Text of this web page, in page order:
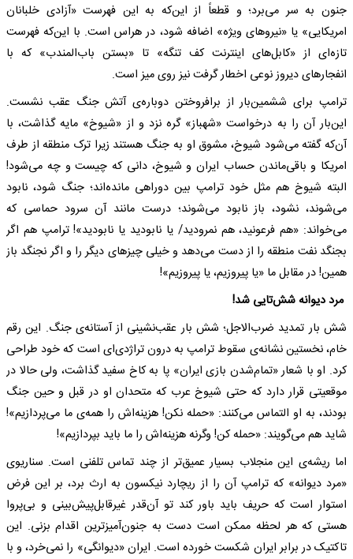
جنون به سر می‌برد؛ و قطعاً از این‌که به این فهرست «آزادی خلبانان
امریکایی» یا «نیرو‌های ویژه» اضافه شود، در هراس است. با این‌که فهرست
تازه‌ای از «کابل‌های اینترنت کف تنگه» تا «بستن باب‌المندب» که با
انفجار‌های دیروز نوعی اخطار گرفت نیز روی میز است.
ترامپ برای ششمین‌بار از برافروختن دوباره‌ی آتش جنگ عقب نشست.
این‌بار آن را به درخواست «شهباز» گره نزد و از «شیوخ» مایه گذاشت، با
آن‌که گفته می‌شود شیوخ، مشوق او به جنگ هستند زیرا ترک منطقه از طرف
امریکا و باقی‌ماندن حساب ایران و شیوخ، دانی که چیست و چه می‌شود!
البته شیوخ هم مثل خود ترامپ بین دوراهی مانده‌اند؛ جنگ شود، نابود
می‌شوند، نشود، باز نابود می‌شوند؛ درست مانند آن سرود حماسی که
می‌خواند: «هم فرعونید، هم نمرودید/ یا نابودید یا نابودید»! ترامپ هم اگر
بجنگد نفت منطقه را از دست می‌دهد و خیلی چیز‌های دیگر را و اگر نجنگد باز
همین! در مقابل ما «یا پیروزیم، یا پیروزیم»!
مرد دیوانه شش‌تایی شد!
شش بار تمدید ضرب‌الاجل؛ شش بار عقب‌نشینی از آستانه‌ی جنگ. این رقم
خام، نخستین نشانه‌ی سقوط ترامپ به درون تراژدی‌ای است که خود طراحی
کرد. او با شعار «تمام‌شدن بازی ایران» پا به کاخ سفید گذاشت، ولی حالا در
موقعیتی قرار دارد که حتی شیوخ عرب که متحدان او در قبل و حین جنگ
بودند، به او التماس می‌کنند: «حمله نکن! هزینه‌اش را همه‌ی ما می‌پردازیم»!
شاید هم می‌گویند: «حمله کن! وگرنه هزینه‌اش را ما باید بپردازیم»!
اما ریشه‌ی این منجلاب بسیار عمیق‌تر از چند تماس تلفنی است. سناریوی
«مرد دیوانه» که ترامپ آن را از ریچارد نیکسون به ارث برد، بر این فرض
استوار است که حریف باید باور کند تو آن‌قدر غیرقابل‌پیش‌بینی و بی‌پروا
هستی که هر لحظه ممکن است دست به جنون‌آمیزترین اقدام بزنی. این
تاکتیک در برابر ایران شکست خورده است. ایران «دیوانگی» را نمی‌خرد، و با